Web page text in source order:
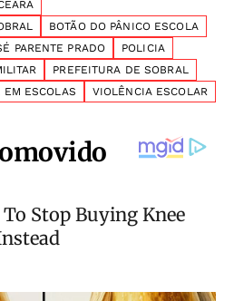
BOTÃO DO PÂNICO ESCOLA
PARENTE PRADO
POLICIA
PREFEITURA DE SOBRAL
EM ESCOLAS
VIOLÊNCIA ESCOLAR